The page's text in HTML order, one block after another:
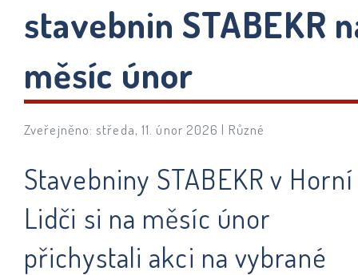
stavebnin STABEKR
měsíc únor
Zveřejněno: středa, 11. únor 2026 | Různé
Stavebniny STABEKR v Horní
Lidči si na měsíc únor
přichystali akci na vybrané